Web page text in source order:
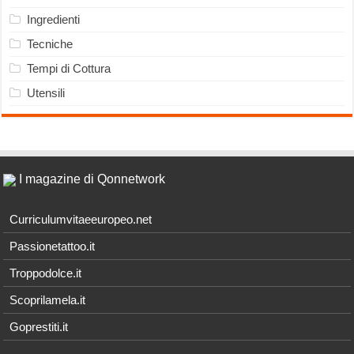
Ingredienti
Tecniche
Tempi di Cottura
Utensili
I magazine di Qonnetwork
Curriculumvitaeeuropeo.net
Passionetattoo.it
Troppodolce.it
Scoprilamela.it
Goprestiti.it